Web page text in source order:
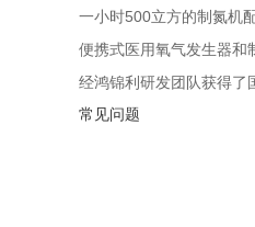
一小时500立方的制氮机
便携式医用氧气发生器和
经鸿锦利研发团队获得了
常见问题